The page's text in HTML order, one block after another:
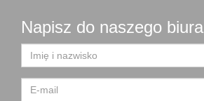
Napisz do naszego biura